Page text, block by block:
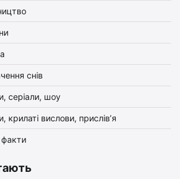
снів
серіали, шоу
крилаті вислови, прислів’я
факти